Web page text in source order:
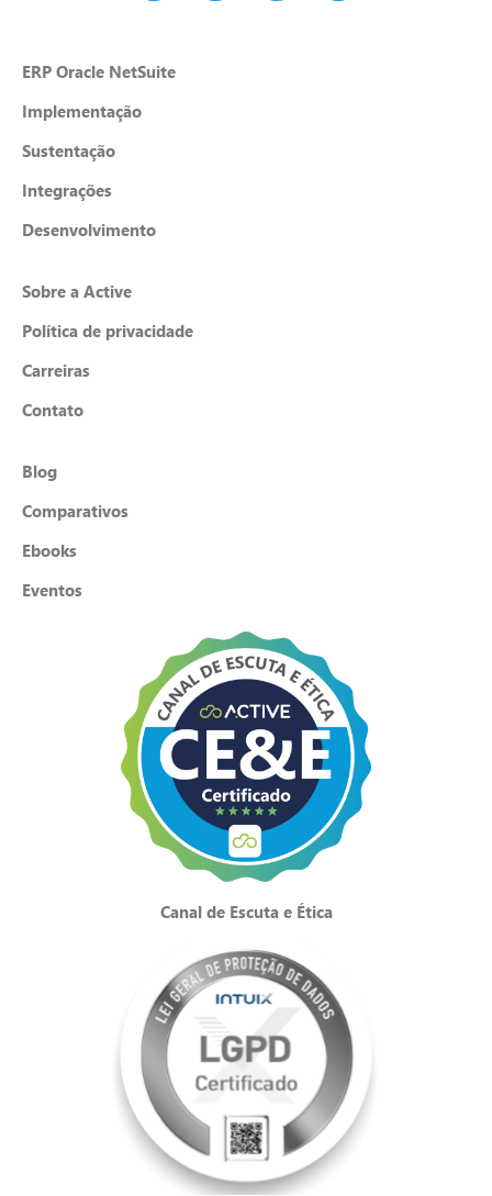
ERP Oracle NetSuite
Implementação
Sustentação
Integrações
Desenvolvimento
Sobre a Active
Política de privacidade
Carreiras
Contato
Blog
Comparativos
Ebooks
Eventos
Canal de Escuta e Ética